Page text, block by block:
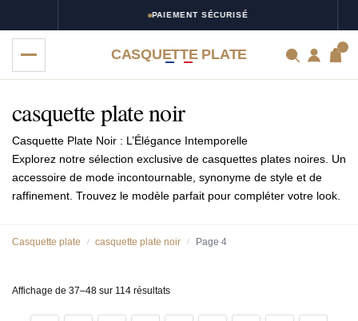
PAIEMENT SÉCURISÉ
CASQUETTE PLATE
casquette plate noir
Casquette Plate Noir : L’Élégance Intemporelle
Explorez notre sélection exclusive de casquettes plates noires. Un
accessoire de mode incontournable, synonyme de style et de
raffinement. Trouvez le modèle parfait pour compléter votre look.
Casquette plate / casquette plate noir / Page 4
Affichage de 37–48 sur 114 résultats